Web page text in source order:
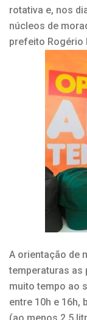
rotativa e, nos
núcleos de
prefeito Rogério
A orientação de
temperaturas as
muito tempo ao
entre 10h e 16h,